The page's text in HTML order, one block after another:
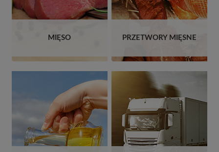
MIĘSO PRZETWORY MIĘSNE